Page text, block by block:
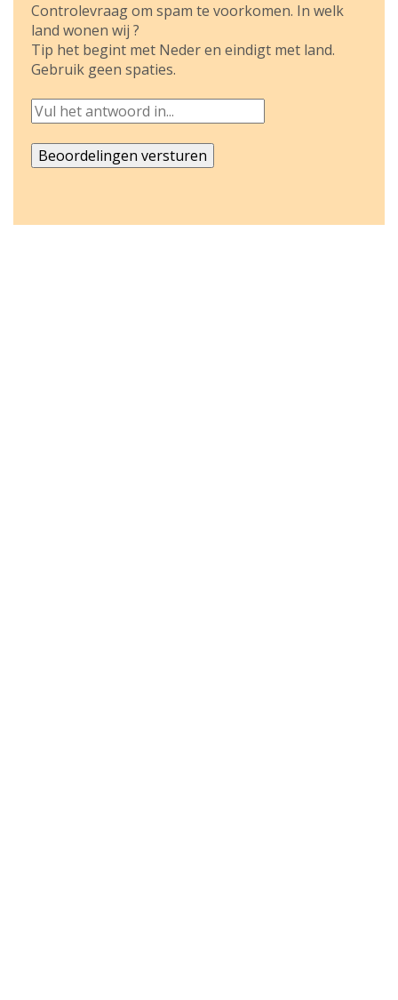
Controlevraag om spam te voorkomen. In welk
land wonen wij ?
Tip het begint met Neder en eindigt met land.
Gebruik geen spaties.